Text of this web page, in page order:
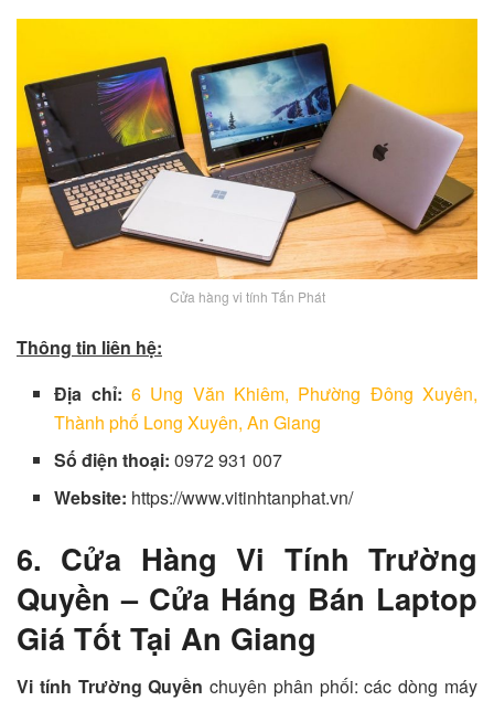
Cửa hàng vi tính Tấn Phát
Thông tin liên hệ:
Địa chỉ: 6 Ung Văn Khiêm, Phường Đông Xuyên,
Thành phố Long Xuyên, An Giang
Số điện thoại:0972 931 007
Website: https://www.vitinhtanphat.vn/
6. Cửa Hàng Vi Tính Trường
Quyền – Cửa Háng Bán Laptop
Giá Tốt Tại An Giang
Vi tính Trường Quyền chuyên phân phối: các dòng máy